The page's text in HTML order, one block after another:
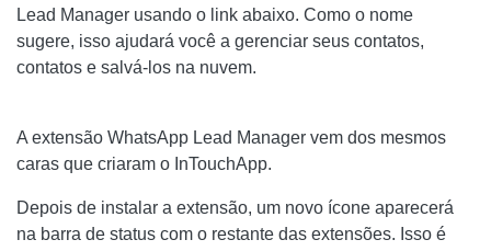
Lead Manager usando o link abaixo. Como o nome
sugere, isso ajudará você a gerenciar seus contatos,
contatos e salvá-los na nuvem.
A extensão WhatsApp Lead Manager vem dos mesmos
caras que criaram o InTouchApp.
Depois de instalar a extensão, um novo ícone aparecerá
na barra de status com o restante das extensões. Isso é